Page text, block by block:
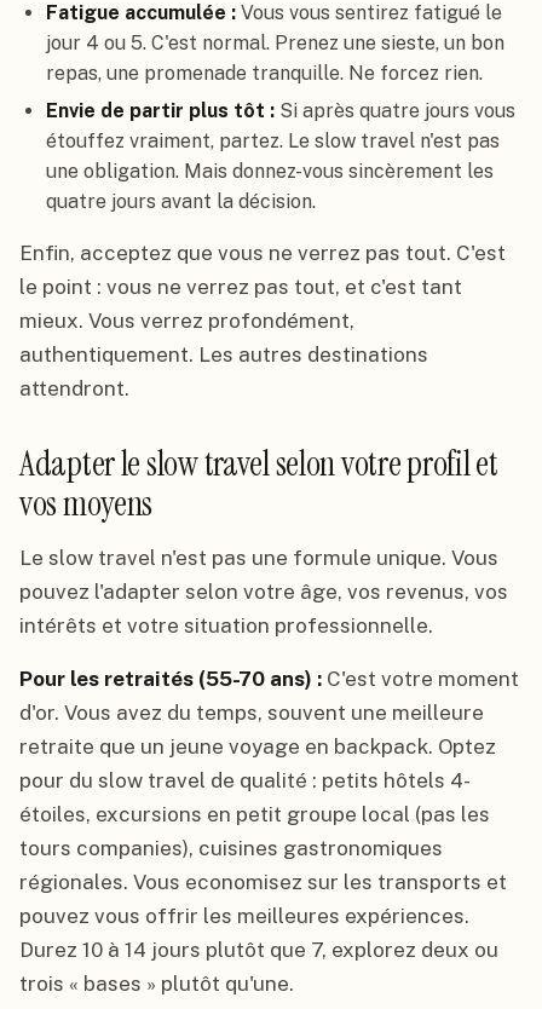
Fatigue accumulée : Vous vous sentirez fatigué le
jour 4 ou 5. C'est normal. Prenez une sieste, un bon
repas, une promenade tranquille. Ne forcez rien.
Envie de partir plus tôt : Si après quatre jours vous
étouffez vraiment, partez. Le slow travel n'est pas
une obligation. Mais donnez-vous sincèrement les
quatre jours avant la décision.
Enfin, acceptez que vous ne verrez pas tout. C'est
le point : vous ne verrez pas tout, et c'est tant
mieux. Vous verrez profondément,
authentiquement. Les autres destinations
attendront.
Adapter le slow travel selon votre profil et
vos moyens
Le slow travel n'est pas une formule unique. Vous
pouvez l'adapter selon votre âge, vos revenus, vos
intérêts et votre situation professionnelle.
Pour les retraités (55-70 ans) : C'est votre moment
d'or. Vous avez du temps, souvent une meilleure
retraite que un jeune voyage en backpack. Optez
pour du slow travel de qualité : petits hôtels 4-
étoiles, excursions en petit groupe local (pas les
tours companies), cuisines gastronomiques
régionales. Vous economisez sur les transports et
pouvez vous offrir les meilleures expériences.
Durez 10 à 14 jours plutôt que 7, explorez deux ou
trois « bases » plutôt qu'une.